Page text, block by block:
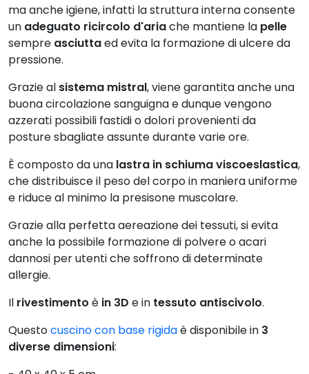
ma anche igiene, infatti la struttura interna consente
un adeguato ricircolo d'ariache mantiene la pelle
sempre asciuttaed evita la formazione di ulcere da
pressione.
Grazie al sistema mistral, viene garantita anche una
buona circolazione sanguigna e dunque vengono
azzerati possibili fastidi o dolori provenienti da
posture sbagliate assunte durante varie ore.
È composto da una lastra in schiuma viscoeslastica,
che distribuisce il peso del corpo in maniera uniforme
e riduce al minimo la presisone muscolare.
Grazie alla perfetta aereazione dei tessuti, si evita
anche la possibile formazione di polvere o acari
dannosi per utenti che soffrono di determinate
allergie.
Il rivestimento è in 3D e in tessuto antiscivolo.
Questocuscino con base rigidaè disponibile in 3
diverse dimensioni: